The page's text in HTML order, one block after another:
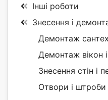
Інші роботи
Знесення і
Демонтаж
Демонтаж вікон
Знесення стін і
Отвори і штроби